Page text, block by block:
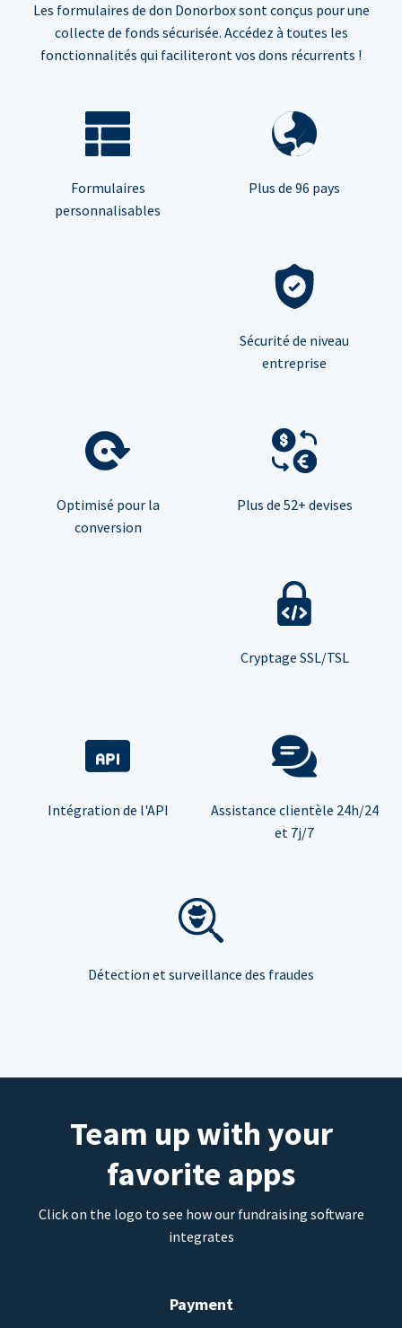
Les formulaires de don Donorbox sont conçus pour une
collecte de fonds sécurisée. Accédez à toutes les
fonctionnalités qui faciliteront vos dons récurrents !
Formulaires
personnalisables
Plus de 96 pays
Sécurité de niveau
entreprise
Optimisé pour la
conversion
Plus de 52+ devises
Cryptage SSL/TSL
Intégration de l'API
Assistance clientèle 24h/24
et 7j/7
Détection et surveillance des fraudes
Team up with your
favorite apps
Click on the logo to see how our fundraising software
integrates
Payment